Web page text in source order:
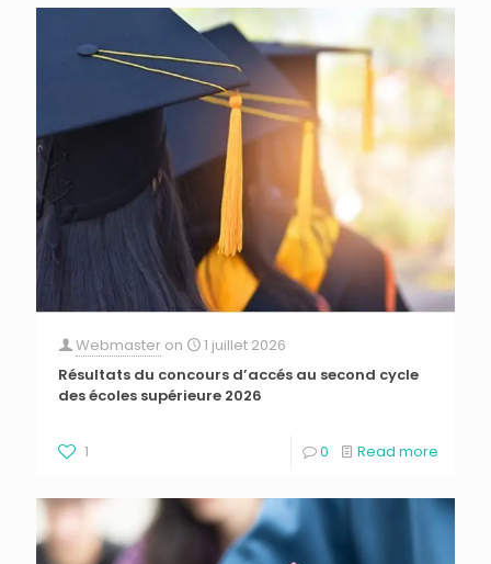
Webmaster on
1 juillet 2026
Résultats du concours d’accés au second cycle
des écoles supérieure 2026
1 0 Read more